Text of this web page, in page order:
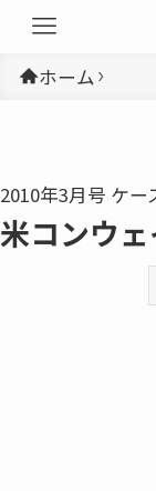
ホーム
2010年3月号 ケー
米コンウェ